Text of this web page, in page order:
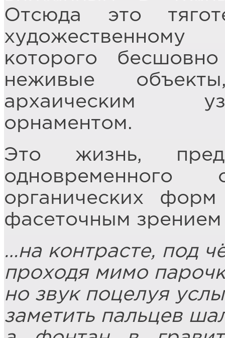
Отсюда это
художественному
которого
неживые
архаическим
орнаментом.
Это жизнь,
одновременного
органических
фасеточным зрением
…на контрасте, под
проходя мимо
но звук поцелуя
заметить пальцев